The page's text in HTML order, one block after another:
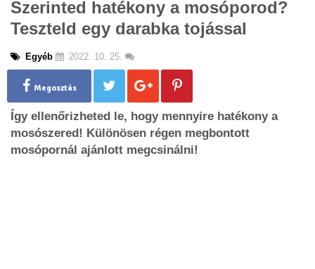
Szerinted hatékony a mosóporod?
Teszteld egy darabka tojással
Egyéb 2022. 10. 25.
Megosztás
Így ellenőrizheted le, hogy mennyire hatékony a
mosószered! Különösen régen megbontott
mosópornál ajánlott megcsinálni!